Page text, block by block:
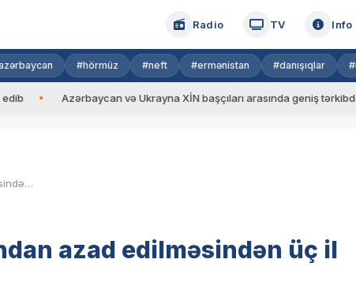
Radio TV Info
#hörmüz #neft #ermənistan #danışıqlar
və Ukrayna XİN başçıları arasında geniş tərkibdə görüş
Suqovuşanın erməni işğalından azad edilməsindən üç il ötür
azad edilməsindən üç il